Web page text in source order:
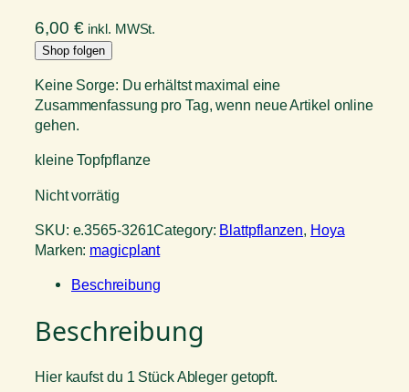
6,00 € inkl. MWSt.
Shop folgen
Keine Sorge: Du erhältst maximal eine
Zusammenfassung pro Tag, wenn neue Artikel online
gehen.
kleine Topfpflanze
Nicht vorrätig
SKU: e.3565-3261Category: Blattpflanzen, Hoya
Marken: magicplant
Beschreibung
Beschreibung
Hier kaufst du 1 Stück Ableger getopft.